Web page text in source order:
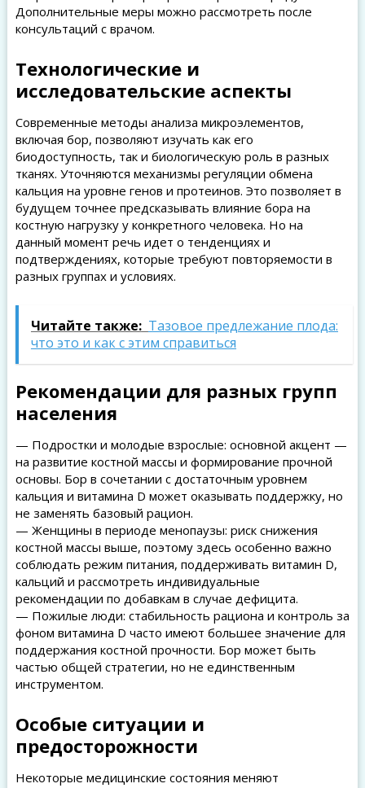
Дополнительные меры можно рассмотреть после
консультаций с врачом.
Технологические и
исследовательские аспекты
Современные методы анализа микроэлементов,
включая бор, позволяют изучать как его
биодоступность, так и биологическую роль в разных
тканях. Уточняются механизмы регуляции обмена
кальция на уровне генов и протеинов. Это позволяет в
будущем точнее предсказывать влияние бора на
костную нагрузку у конкретного человека. Но на
данный момент речь идет о тенденциях и
подтверждениях, которые требуют повторяемости в
разных группах и условиях.
Читайте также: Тазовое предлежание плода:
что это и как с этим справиться
Рекомендации для разных групп
населения
— Подростки и молодые взрослые: основной акцент —
на развитие костной массы и формирование прочной
основы. Бор в сочетании с достаточным уровнем
кальция и витамина D может оказывать поддержку, но
не заменять базовый рацион.
— Женщины в периоде менопаузы: риск снижения
костной массы выше, поэтому здесь особенно важно
соблюдать режим питания, поддерживать витамин D,
кальций и рассмотреть индивидуальные
рекомендации по добавкам в случае дефицита.
— Пожилые люди: стабильность рациона и контроль за
фоном витамина D часто имеют большее значение для
поддержания костной прочности. Бор может быть
частью общей стратегии, но не единственным
инструментом.
Особые ситуации и
предосторожности
Некоторые медицинские состояния меняют